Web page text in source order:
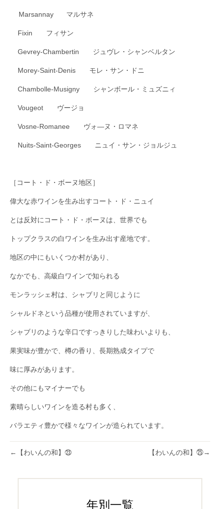
Marsannay マルサネ
Fixin フィサン
Gevrey-Chambertin ジュヴレ・シャンベルタン
Morey-Saint-Denis モレ・サン・ドニ
Chambolle-Musigny シャンボール・ミュズニィ
Vougeot ヴージョ
Vosne-Romanee ヴォ―ヌ・ロマネ
Nuits-Saint-Georges ニュイ・サン・ジョルジュ
［コート・ド・ボーヌ地区］
偉大な赤ワインを生み出すコート・ド・ニュイ
とは反対にコート・ド・ボーヌは、世界でも
トップクラスの白ワインを生み出す産地です。
地区の中にもいくつか村があり、
なかでも、高級白ワインで知られる
モンラッシェ村は、シャブリと同じように
シャルドネという品種が使用されていますが、
シャブリのような辛口ですっきりした味わいよりも、
果実味が豊かで、樽の香り、長期熟成タイプで
味に厚みがあります。
その他にもマイナーでも
素晴らしいワインを造る村も多く、
バラエティ豊かで様々なワインが造られています。
← 【わいんの和】㉓ →
【わいんの和】㉕
年別一覧